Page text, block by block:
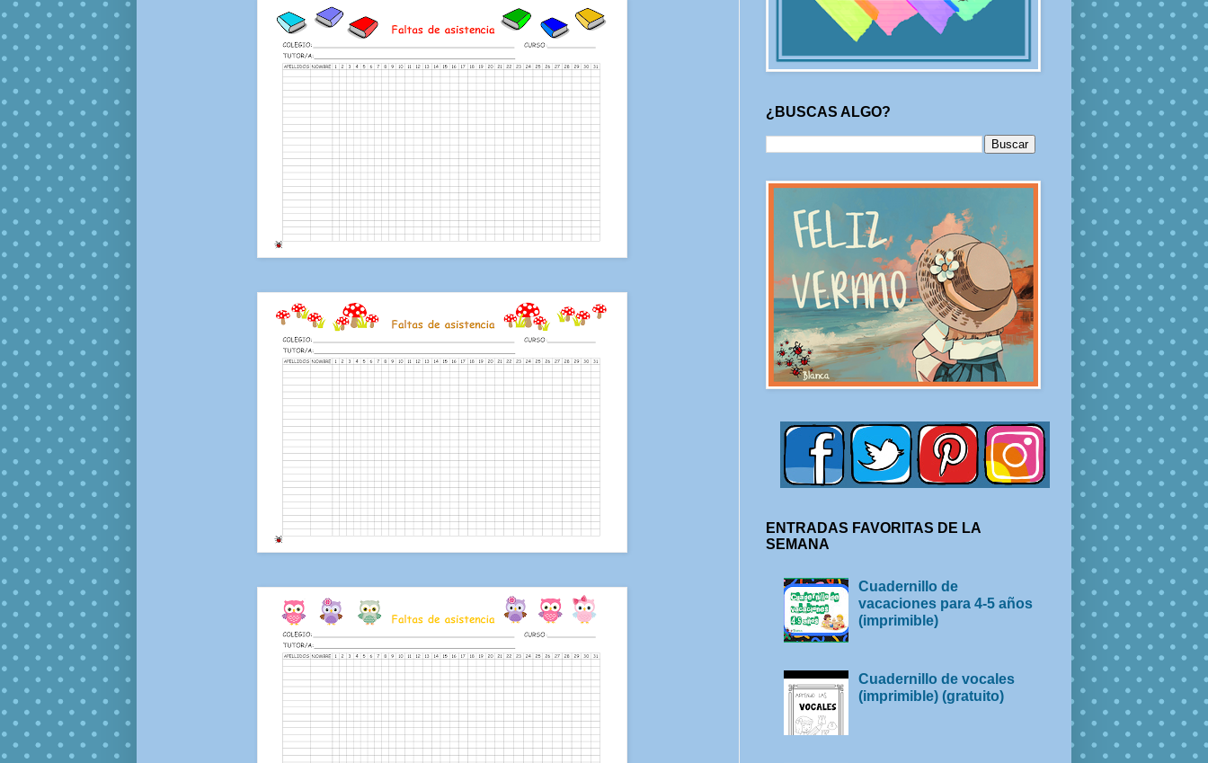
¿BUSCAS ALGO?
ENTRADAS FAVORITAS DE LA
SEMANA
Cuadernillo de
vacaciones para 4-5 años
(imprimible)
Cuadernillo de vocales
(imprimible) (gratuito)